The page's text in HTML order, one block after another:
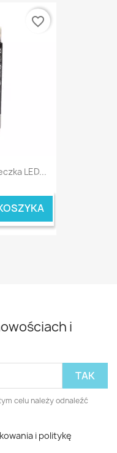
LED...
favorite_border
i
celu należy odnaleźć
i politykę